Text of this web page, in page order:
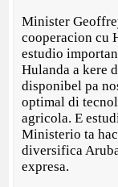
Minister
cooperacion cu
estudio
Hulanda a kere
disponibel pa
optimal di
agricola. E
Ministerio ta
diversifica
expresa.